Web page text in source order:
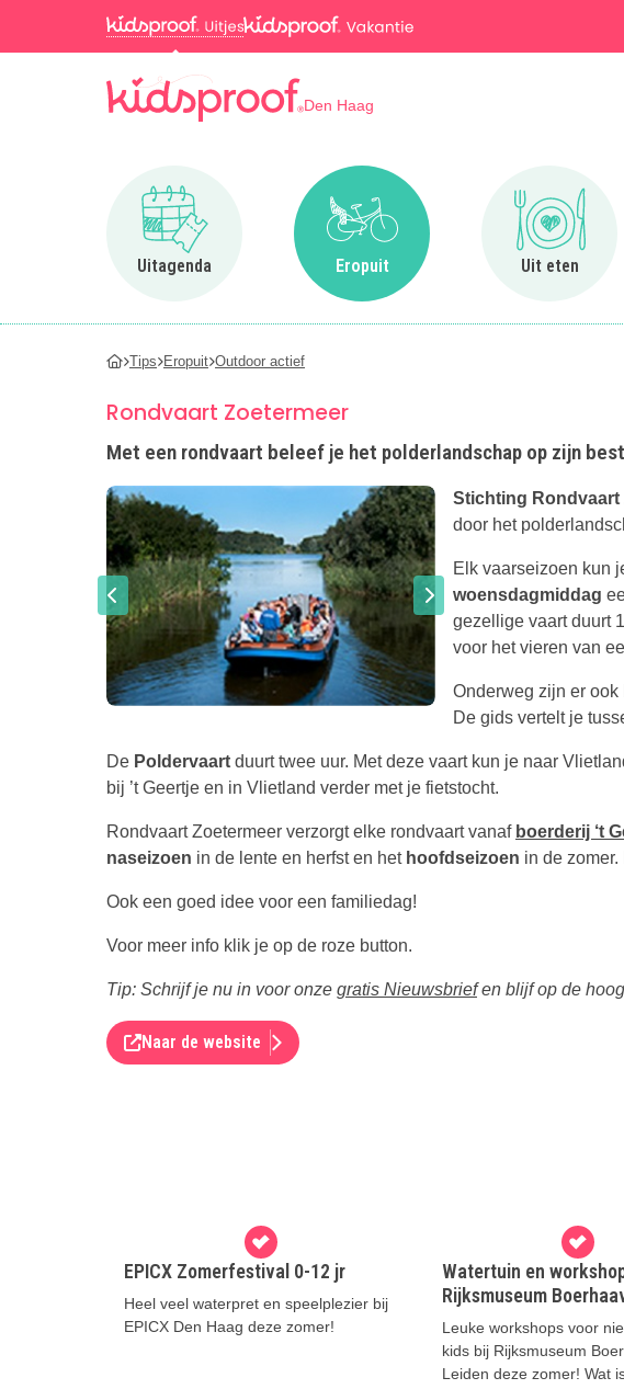
Den Haag
Uitagenda
Ga naar Uitagenda
Eropuit
Ga naar Eropuit
Uit eten
Ga naar
Tips Eropuit Outdoor actief
Rondvaart Zoetermeer
Met een rondvaart beleef je het polderlandschap op zijn
Stichting Rondvaart
door het
Elk vaarseizoen kun
woensdagmiddag
gezellige vaart duurt
voor het vieren van
Onderweg zijn er
De gids vertelt je
De Poldervaart duurt twee uur. Met deze vaart kun je naar
bij ’t Geertje en in Vlietland verder met je fietstocht.
Rondvaart Zoetermeer verzorgt elke rondvaart vanaf boerderij ‘t
naseizoen in de lente en herfst en het hoofdseizoen in de
Ook een goed idee voor een familiedag!
Voor meer info klik je op de roze button.
Tip: Schrijf je nu in voor onze gratis Nieuwsbriefen blijf op de
Naar de website
EPICX Zomerfestival 0-12 jr
Heel veel waterpret en speelplezier bij
EPICX Den Haag deze zomer!
Watertuin en
Rijksmuseum
Leuke workshops voor
kids bij Rijksmuseum
Leiden deze zomer! Wat